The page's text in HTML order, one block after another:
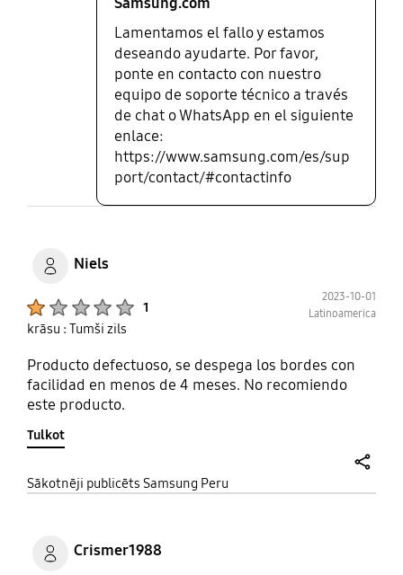
Lamentamos el fallo y estamos
deseando ayudarte. Por favor,
ponte en contacto con nuestro
equipo de soporte técnico a través
de chat o WhatsApp en el siguiente
enlace:
https://www.samsung.com/es/sup
port/contact/#contactinfo
Niels
1
2023-10-01
Latinoamerica
krāsu : Tumši zils
Producto defectuoso, se despega los bordes con
facilidad en menos de 4 meses. No recomiendo
este producto.
Tulkot
Sākotnēji publicēts Samsung Peru
Crismer1988